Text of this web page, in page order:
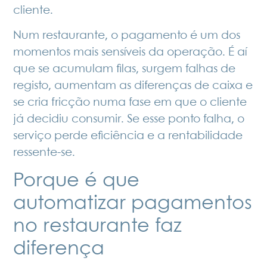
cliente.
Num restaurante, o pagamento é um dos
momentos mais sensíveis da operação. É aí
que se acumulam filas, surgem falhas de
registo, aumentam as diferenças de caixa e
se cria fricção numa fase em que o cliente
já decidiu consumir. Se esse ponto falha, o
serviço perde eficiência e a rentabilidade
ressente-se.
Porque é que
automatizar pagamentos
no restaurante faz
diferença